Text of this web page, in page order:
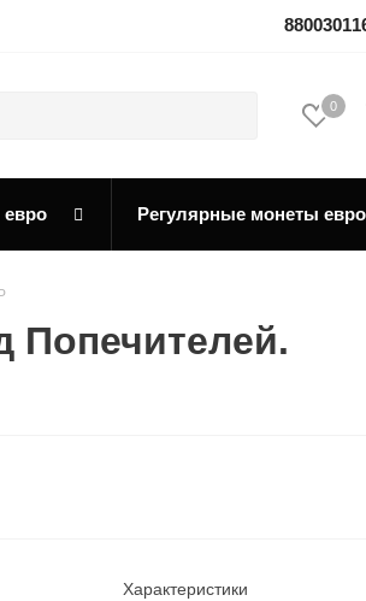
0
Регулярные монеты евро
Характеристики